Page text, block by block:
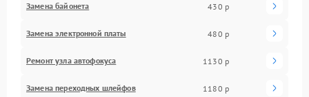
Замена байонета 430 р
Замена электронной платы 480 р
Ремонт узла автофокуса 1130 р
Замена переходных шлейфов 1180 р